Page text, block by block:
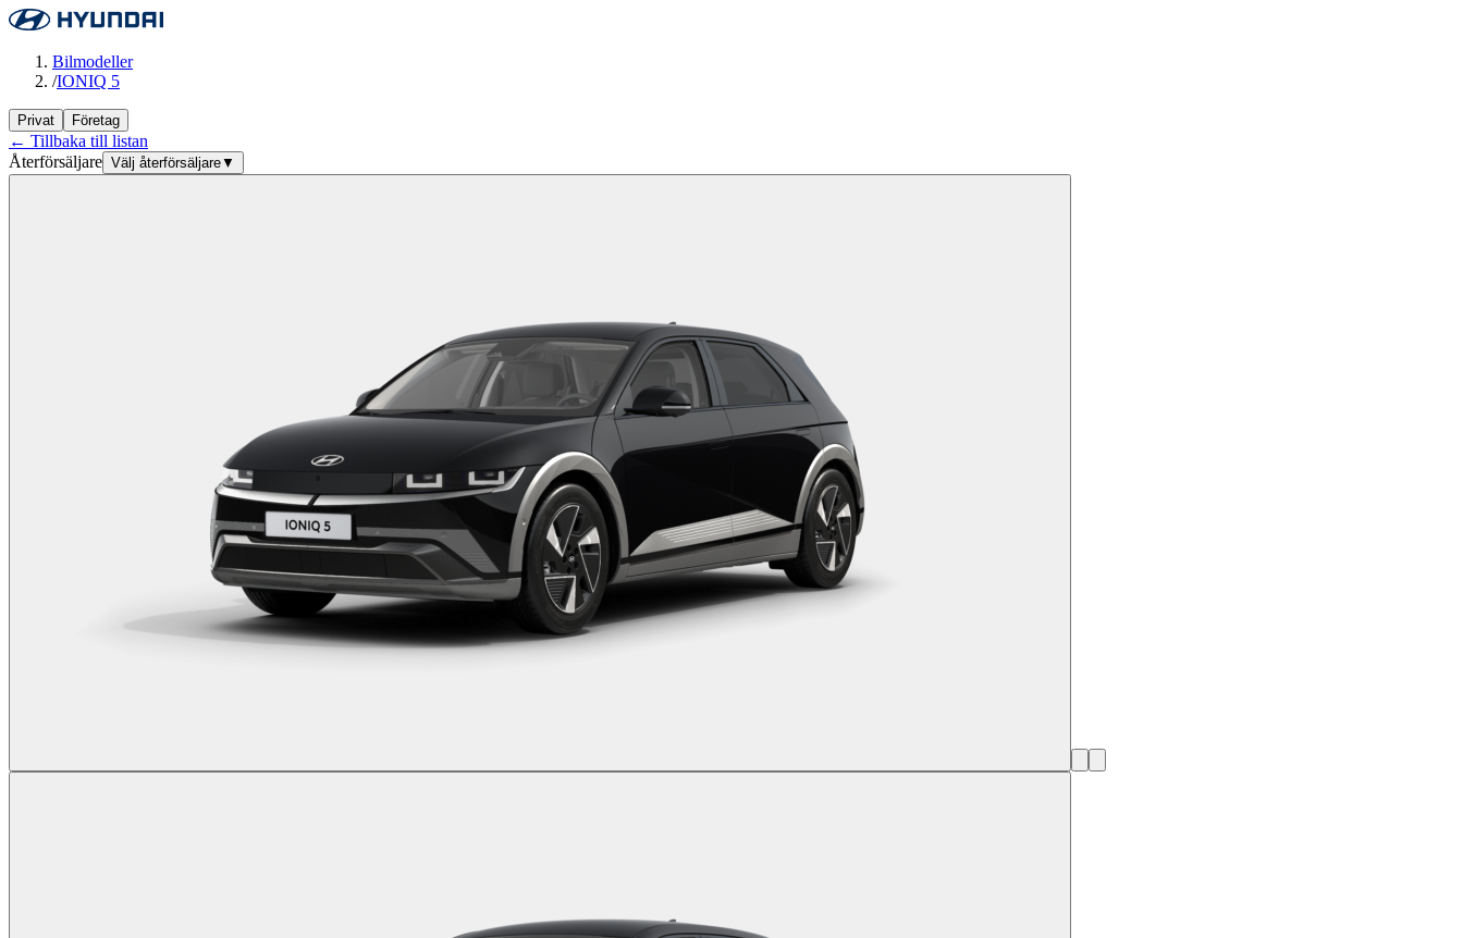
Bilmodeller
/IONIQ 5
Privat Företag
← Tillbaka till listan
Återförsäljare Välj återförsäljare▼